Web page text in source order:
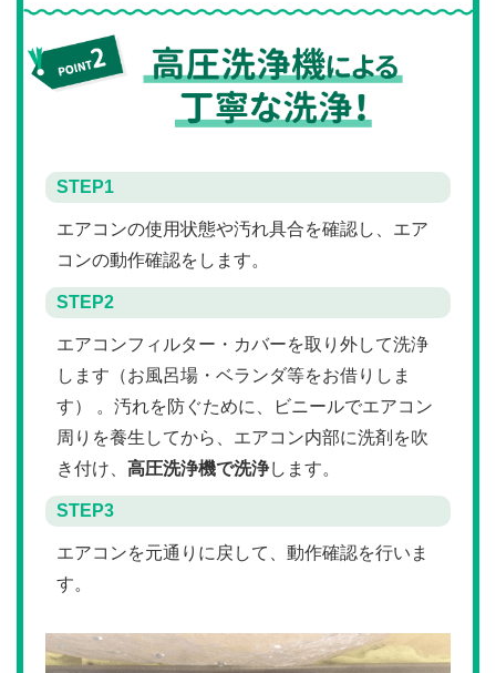
STEP1
エアコンの使用状態や汚れ具合を確認し、エア
コンの動作確認をします。
STEP2
エアコンフィルター・カバーを取り外して洗浄
します（お風呂場・ベランダ等をお借りしま
す） 。汚れを防ぐために、ビニールでエアコン
周りを養生してから、エアコン内部に洗剤を吹
き付け、 高圧洗浄機で洗浄します。
STEP3
エアコンを元通りに戻して、動作確認を行いま
す。